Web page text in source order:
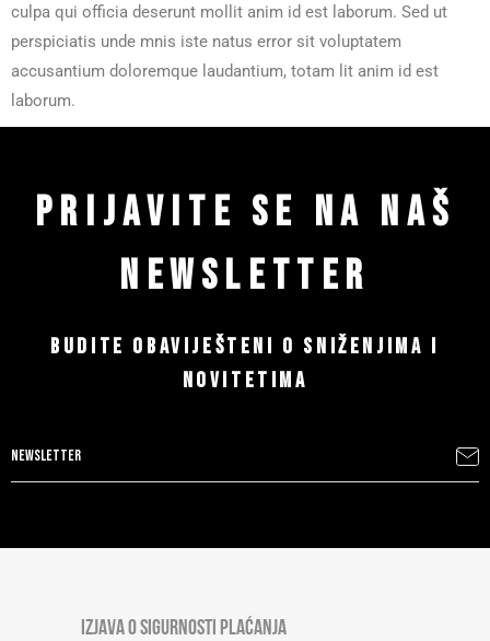
culpa qui officia deserunt mollit anim id est laborum. Sed ut
perspiciatis unde mnis iste natus error sit voluptatem
accusantium doloremque laudantium, totam lit anim id est
laborum.
PRIJAVITE SE NA NAŠ
NEWSLETTER
BUDITE OBAVIJEŠTENI O SNIŽENJIMA I
NOVITETIMA
IZJAVA O SIGURNOSTI PLAĆANJA